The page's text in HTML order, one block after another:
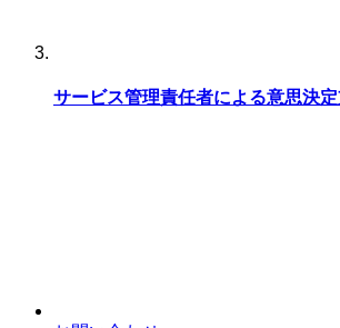
サービス管理責任者による意思決